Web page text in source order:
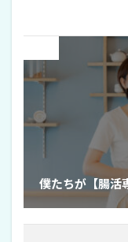
僕たちが【腸活